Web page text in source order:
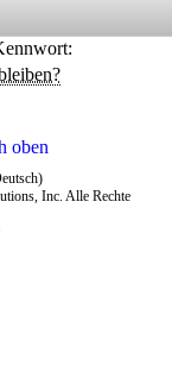
oben
Inc. Alle Rechte